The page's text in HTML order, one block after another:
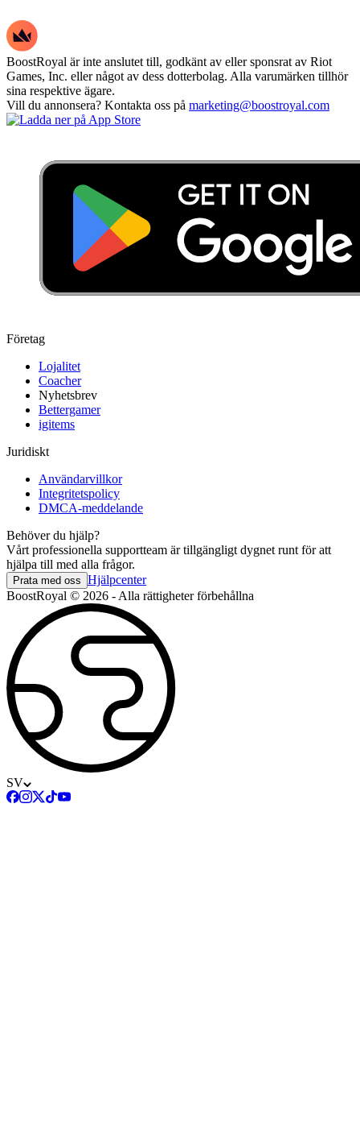
BoostRoyal är inte anslutet till, godkänt av eller sponsrat av Riot
Games, Inc. eller något av dess dotterbolag. Alla varumärken tillhör
sina respektive ägare.
Vill du annonsera? Kontakta oss på marketing@boostroyal.com
Företag
Lojalitet
Coacher
Nyhetsbrev
Bettergamer
igitems
Juridiskt
Användarvillkor
Integritetspolicy
DMCA-meddelande
Behöver du hjälp?
Vårt professionella supportteam är tillgängligt dygnet runt för att
hjälpa till med alla frågor.
Prata med oss Hjälpcenter
BoostRoyal © 2026 - Alla rättigheter förbehållna
SV